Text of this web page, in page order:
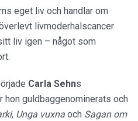
eget liv och handlar om
livmoderhalscancer
liv igen – något som
Carla Sehns
hon guldbaggenominerats och
, Unga vuxna och Sagan om